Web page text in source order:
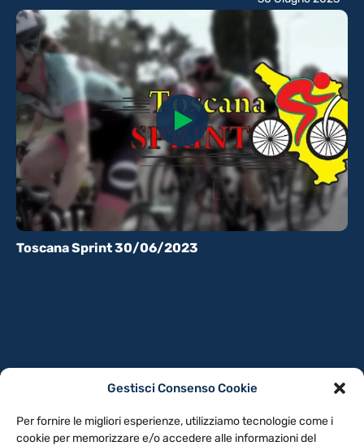
Gestisci Consenso Cookie
Per fornire le migliori esperienze, utilizziamo tecnologie come i
cookie per memorizzare e/o accedere alle informazioni del
Toscana Sprint 30/06/2023
NOTE LEGALI
CONTATTACI PREFERENZE